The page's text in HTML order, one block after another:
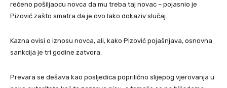
rečeno pošiljaocu novca da mu treba taj novac – pojasnio je
Pizović zašto smatra da je ovo lako dokaziv slučaj.
Kazna ovisi o iznosu novca, ali, kako Pizović pojašnjava, osnovna
sankcija je tri godine zatvora.
Prevara se dešava kao posljedica poprilično slijepog vjerovanja u